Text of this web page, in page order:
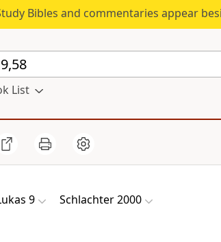
Bibles and commentaries appear
List
9 Schlachter 2000